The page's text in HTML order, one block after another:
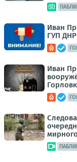
Иван
ГУП
Иван